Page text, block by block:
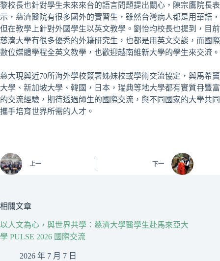
黎校長也針對學生未來來台的語言問題提出關心，陳宗鷹院長表
示，慈濟醫院有很多國外的實習生，雖然台灣病人都是用華語，
但在教學上針對外國學生以英文教學。劉怡均校長也提到，目前
慈濟大學有很多優秀的外籍研究生，也都是用英文交談，而國際
數位媒體學程全英文教學，也歡迎越南維新大學的學生來交流。
慈大現與近70所海外學校簽署姊妹校或學術交流協定，與馬希竇
大學、新加坡大學、韓國，日本，瑞典等地大學都有實質冄豐富
的交流經驗，期待透過師生的國際交流，與不同國家的大學共同
攜手培育世界所需的人才。
上一 下一
相關文章
以人文為心，與世界共學：慈濟大學醫學生赴馬來亞大
學 PULSE 2026 國際交流
2026 年 7 月 7 日